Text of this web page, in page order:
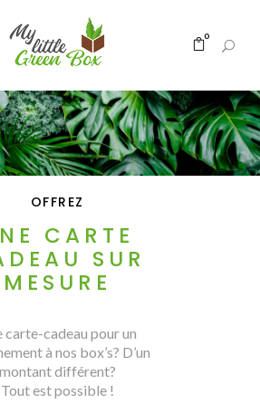
0
OFFREZ
CARTE
SUR
MESURE
carte-cadeau pour un
à nos box’s? D’un
montant différent?
Tout est possible !